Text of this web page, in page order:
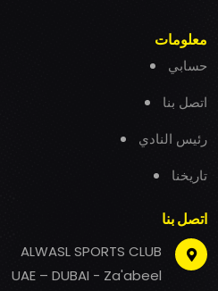
معلومات
حسابي
اتصل بنا
رئيس النادي
تاريخنا
اتصل بنا
ALWASL SPORTS CLUB
UAE – DUBAI - Za'abeel